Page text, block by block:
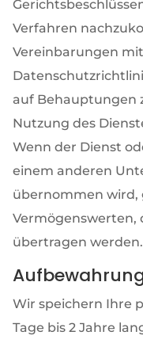
Verfahren
Vereinbarungen
auf Behauptungen
Nutzung des
Wenn der Dienst
einem anderen
übernommen wird,
Vermögenswerten,
übertragen werden.
Wir speichern Ihre
Tage bis 2 Jahre